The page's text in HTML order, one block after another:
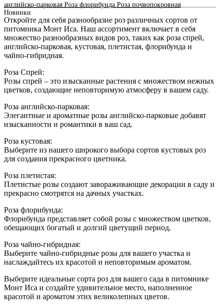
английско-парковая Роза флорибунда Роза почвопокровная
Новинки
Откройте для себя разнообразие роз различных сортов от
питомника Монт Иса. Наш ассортимент включает в себя
множество разнообразных видов роз, таких как роза спрей,
английско-парковая, кустовая, плетистая, флорибунда и
чайно-гибридная.
Роза Спрей:
Розы спрей – это изысканные растения с множеством нежных
цветков, создающие неповторимую атмосферу в вашем саду.
Роза английско-парковая:
Элегантные и ароматные розы английско-парковые добавят
изысканности и романтики в ваш сад.
Роза кустовая:
Выберите из нашего широкого выбора сортов кустовых роз
для создания прекрасного цветника.
Роза плетистая:
Плетистые розы создают завораживающие декорации в саду и
прекрасно смотрятся на дачных участках.
Роза флорибунда:
Флорибунда представляет собой розы с множеством цветков,
обещающих богатый и долгий цветущий период.
Роза чайно-гибридная:
Выберите чайно-гибридные розы для вашего участка и
наслаждайтесь их красотой и неповторимым ароматом.
Выберите идеальные сорта роз для вашего сада в питомнике
Монт Иса и создайте удивительное место, наполненное
красотой и ароматом этих великолепных цветов.